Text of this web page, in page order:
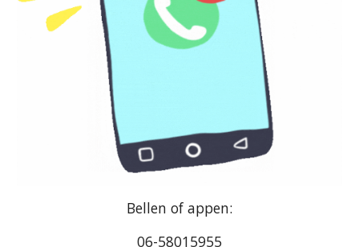
Bellen of appen:
06-58015955